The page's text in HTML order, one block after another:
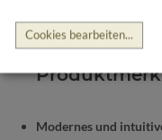
Sicherheit für ein
Modernes und
Cookies bearbeiten...